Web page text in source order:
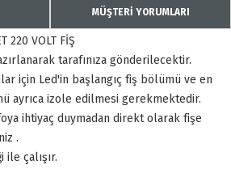
MÜŞTERİ YORUMLARI
220 VOLT FİŞ
tarafınıza gönderilecektir.
için Led'in başlangıç fiş bölümü ve en
ayrıca izole edilmesi gerekmektedir.
ihtiyaç duymadan direkt olarak fişe
.
çalışır.